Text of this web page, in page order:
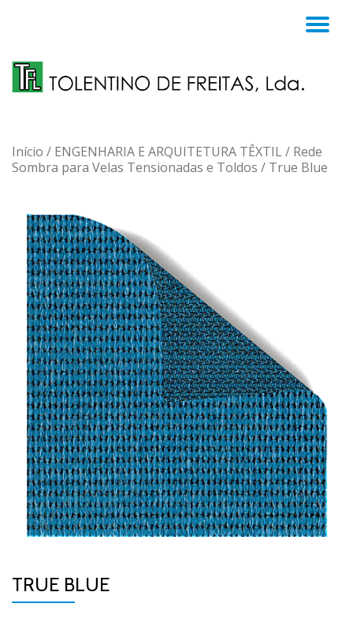
content
Início / ENGENHARIA E ARQUITETURA TÊXTIL / Rede
Sombra para Velas Tensionadas e Toldos / True Blue
TRUE BLUE